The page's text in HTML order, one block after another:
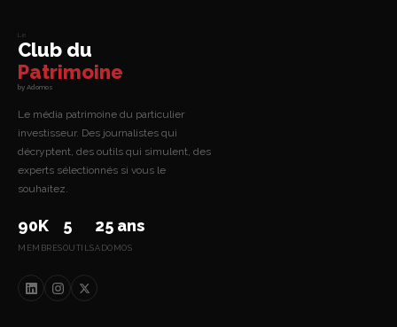
Le
Club du
Patrimoine
by Adomos
Le média patrimoine du particulier
investisseur. Des journalistes qui
décryptent, des outils qui simulent, des
experts sélectionnés si vous le
souhaitez.
90K
MEMBRES
5
OUTILS
25 ans
ADOMOS